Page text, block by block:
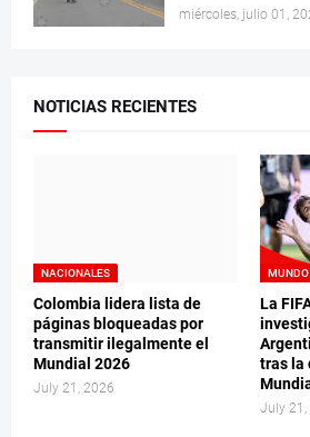
miércoles, julio 01,
NOTICIAS RECIENTES
NACIONALES
Colombia lidera lista de
páginas bloqueadas por
transmitir ilegalmente el
Mundial 2026
July 21, 2026
MUNDO
La
tras la
July 21,